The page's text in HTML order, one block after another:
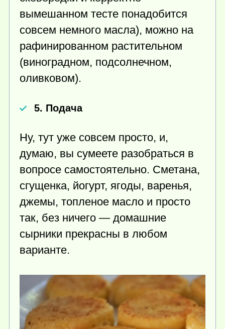
вымешанном тесте понадобится
совсем немного масла), можно на
рафинированном растительном
(виноградном, подсолнечном,
оливковом).
5. Подача
Ну, тут уже совсем просто, и,
думаю, вы сумеете разобраться в
вопросе самостоятельно. Сметана,
сгущенка, йогурт, ягоды, варенья,
джемы, топленое масло и просто
так, без ничего — домашние
сырники прекрасны в любом
варианте.